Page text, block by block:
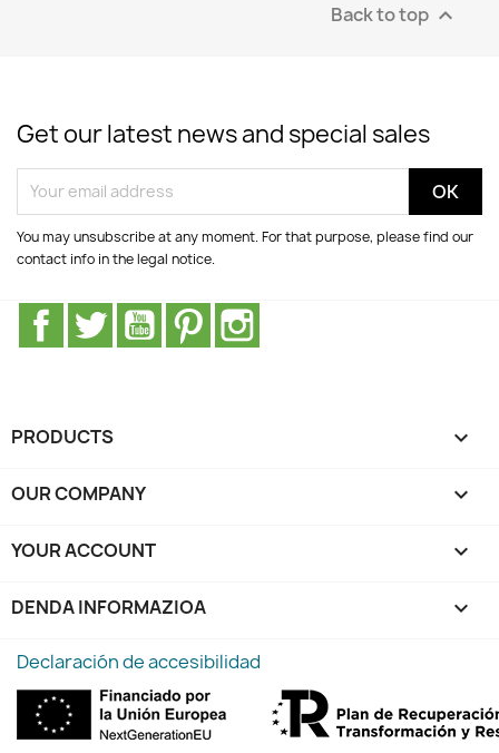
Back to top 
Get our latest news and special sales
You may unsubscribe at any moment. For that purpose, please find our
contact info in the legal notice.
Facebook
Twitter YoutubePinterest
PRODUCTS 
OUR COMPANY 
YOUR ACCOUNT 
DENDA INFORMAZIOA keyboard_arrow_down
Declaración de accesibilidad